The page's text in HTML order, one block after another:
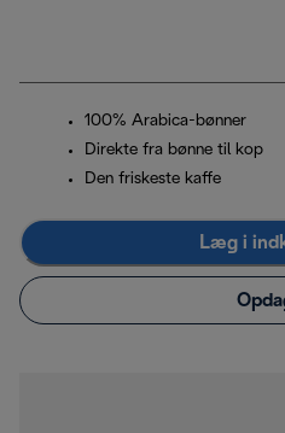
100% Arabica-bønner
Direkte fra bønne til kop
Den friskeste kaffe
Læg i